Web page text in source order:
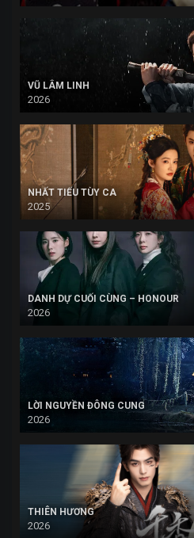
VŨ LÂM LINH
2026
NHẤT TIẾU TÙY CA
2025
DANH DỰ CUỐI CÙNG – HONOUR
2026
LỜI NGUYỀN ĐÔNG CUNG
2026
THIÊN HƯƠNG
2026